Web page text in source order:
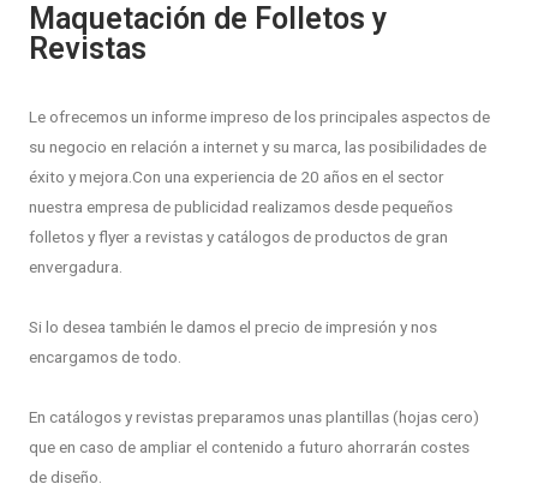
Maquetación de Folletos y
Revistas
Le ofrecemos un informe impreso de los principales aspectos de
su negocio en relación a internet y su marca, las posibilidades de
éxito y mejora.Con una experiencia de 20 años en el sector
nuestra empresa de publicidad realizamos desde pequeños
folletos y flyer a revistas y catálogos de productos de gran
envergadura.
Si lo desea también le damos el precio de impresión y nos
encargamos de todo.
En catálogos y revistas preparamos unas plantillas (hojas cero)
que en caso de ampliar el contenido a futuro ahorrarán costes
de diseño.